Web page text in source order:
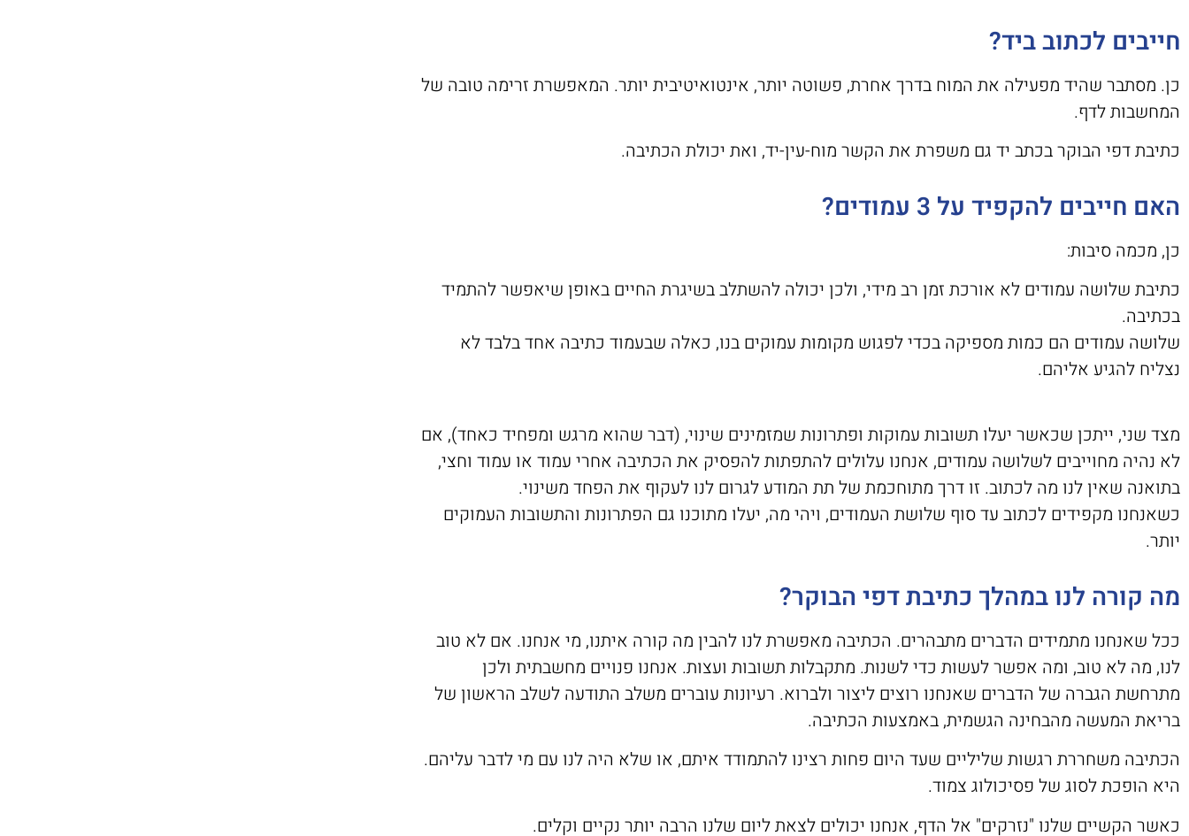
חייבים לכתוב ביד?
כן. מסתבר שהיד מפעילה את המוח בדרך אחרת, פשוטה יותר, אינטואיטיבית יותר. המאפשרת זרימה טובה של
המחשבות לדף.
כתיבת דפי הבוקר בכתב יד גם משפרת את הקשר מוח-עין-יד, ואת יכולת הכתיבה.
האם חייבים להקפיד על 3 עמודים?
כן, מכמה סיבות:
כתיבת שלושה עמודים לא אורכת זמן רב מידי, ולכן יכולה להשתלב בשיגרת החיים באופן שיאפשר להתמיד
בכתיבה.
שלושה עמודים הם כמות מספיקה בכדי לפגוש מקומות עמוקים בנו, כאלה שבעמוד כתיבה אחד בלבד לא
נצליח להגיע אליהם.
מצד שני, ייתכן שכאשר יעלו תשובות עמוקות ופתרונות שמזמינים שינוי, (דבר שהוא מרגש ומפחיד כאחד), אם
לא נהיה מחוייבים לשלושה עמודים, אנחנו עלולים להתפתות להפסיק את הכתיבה אחרי עמוד או עמוד וחצי,
בתואנה שאין לנו מה לכתוב. זו דרך מתוחכמת של תת המודע לגרום לנו לעקוף את הפחד משינוי.
כשאנחנו מקפידים לכתוב עד סוף שלושת העמודים, ויהי מה, יעלו מתוכנו גם הפתרונות והתשובות העמוקים
יותר.
מה קורה לנו במהלך כתיבת דפי הבוקר?
ככל שאנחנו מתמידים הדברים מתבהרים. הכתיבה מאפשרת לנו להבין מה קורה איתנו, מי אנחנו. אם לא טוב
לנו, מה לא טוב, ומה אפשר לעשות כדי לשנות. מתקבלות תשובות ועצות. אנחנו פנויים מחשבתית ולכן
מתרחשת הגברה של הדברים שאנחנו רוצים ליצור ולברוא. רעיונות עוברים משלב התודעה לשלב הראשון של
בריאת המעשה מהבחינה הגשמית, באמצעות הכתיבה.
הכתיבה משחררת רגשות שליליים שעד היום פחות רצינו להתמודד איתם, או שלא היה לנו עם מי לדבר עליהם.
היא הופכת לסוג של פסיכולוג צמוד.
כאשר הקשיים שלנו "נזרקים" אל הדף, אנחנו יכולים לצאת ליום שלנו הרבה יותר נקיים וקלים.